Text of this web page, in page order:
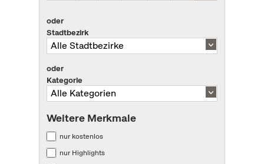
oder
Stadtbezirk
oder
Kategorie
Weitere Merkmale
nur kostenlos
nur Highlights